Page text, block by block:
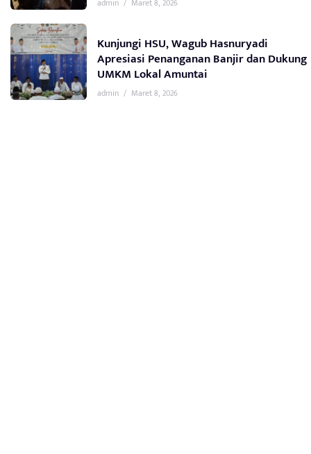
admin / Maret 8, 2026
Kunjungi HSU, Wagub Hasnuryadi
Apresiasi Penanganan Banjir dan Dukung
UMKM Lokal Amuntai
admin / Maret 8, 2026